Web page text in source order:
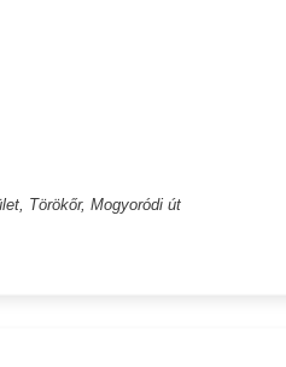
Törökőr, Mogyoródi út